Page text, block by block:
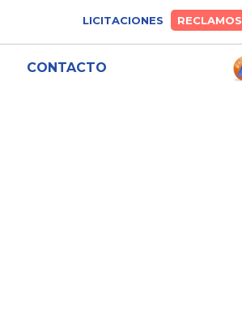
LICITACIONES RECLAMOS
CONTACTO